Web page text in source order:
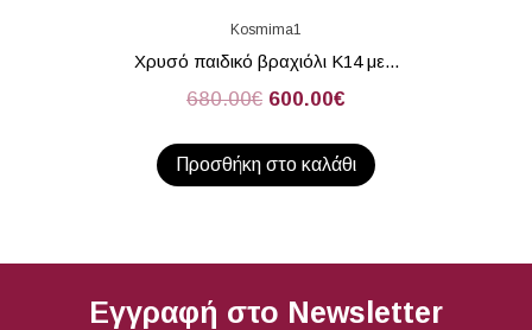
Kosmima1
Χρυσό παιδικό βραχιόλι K14 με...
680.00€ 600.00€
Προσθήκη στο καλάθι
Εγγραφή στο Newsletter